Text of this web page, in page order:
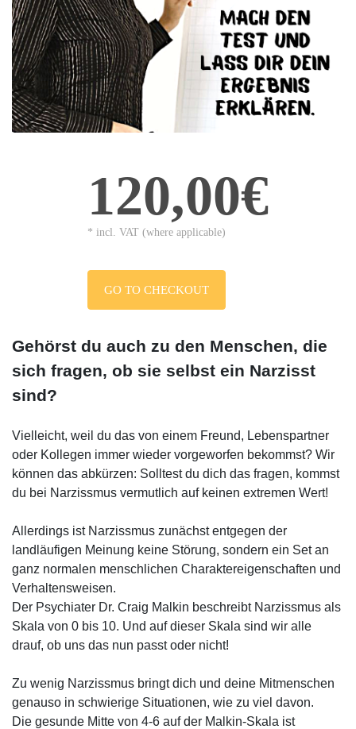
120,00€
* incl. VAT (where applicable)
GO TO CHECKOUT
Gehörst du auch zu den Menschen, die
sich fragen, ob sie selbst ein Narzisst
sind?
Vielleicht, weil du das von einem Freund, Lebenspartner
oder Kollegen immer wieder vorgeworfen bekommst? Wir
können das abkürzen: Solltest du dich das fragen, kommst
du bei Narzissmus vermutlich auf keinen extremen Wert!
Allerdings ist Narzissmus zunächst entgegen der
landläufigen Meinung keine Störung, sondern ein Set an
ganz normalen menschlichen Charaktereigenschaften und
Verhaltensweisen.
Der Psychiater Dr. Craig Malkin beschreibt Narzissmus als
Skala von 0 bis 10. Und auf dieser Skala sind wir alle
drauf, ob uns das nun passt oder nicht!
Zu wenig Narzissmus bringt dich und deine Mitmenschen
genauso in schwierige Situationen, wie zu viel davon.
Die gesunde Mitte von 4-6 auf der Malkin-Skala ist